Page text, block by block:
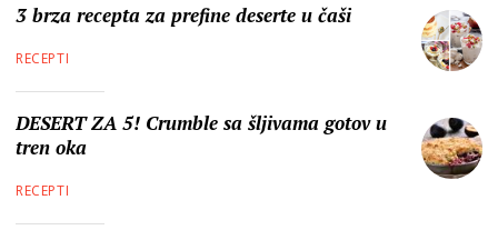
3 brza recepta za prefine deserte u čaši
RECEPTI
DESERT ZA 5! Crumble sa šljivama gotov u
tren oka
RECEPTI